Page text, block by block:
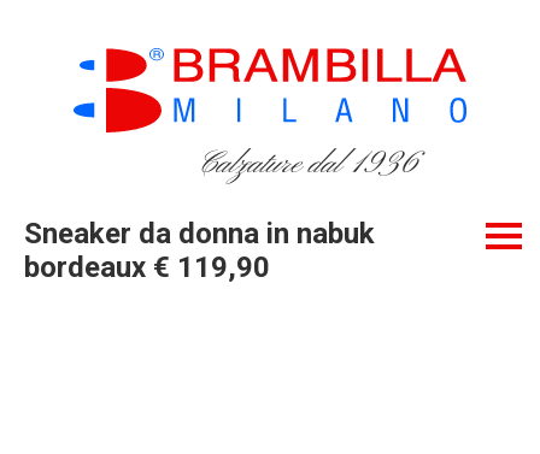
Calzature dal 1936
Sneaker da donna in nabuk
bordeaux € 119,90